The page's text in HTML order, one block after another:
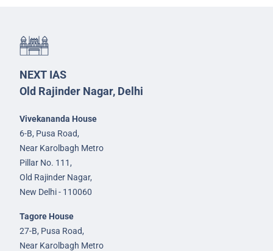
NEXT IAS
Old Rajinder Nagar, Delhi
Vivekananda House
6-B, Pusa Road,
Near Karolbagh Metro
Pillar No. 111,
Old Rajinder Nagar,
New Delhi - 110060
Tagore House
27-B, Pusa Road,
Near Karolbagh Metro